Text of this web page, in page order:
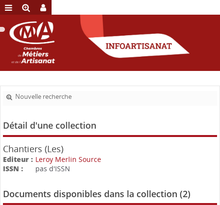
Nouvelle recherche
Détail d'une collection
Chantiers (Les)
Editeur : Leroy Merlin Source
ISSN :
pas d'ISSN
Documents disponibles dans la collection (2)